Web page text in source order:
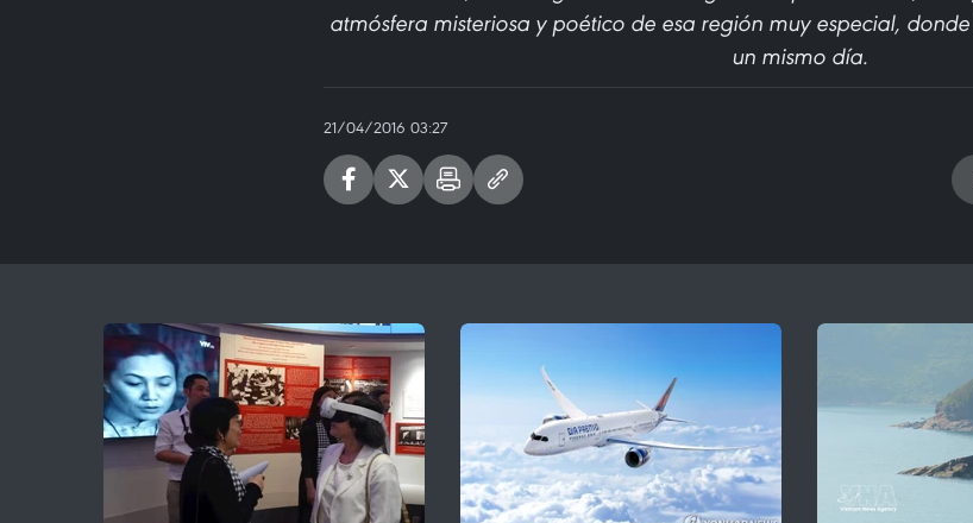
atmósfera misteriosa y poético de esa región muy especial,
un mismo día.
21/04/2016 03:27